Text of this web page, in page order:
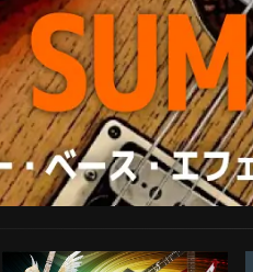
ARTIST MODEL